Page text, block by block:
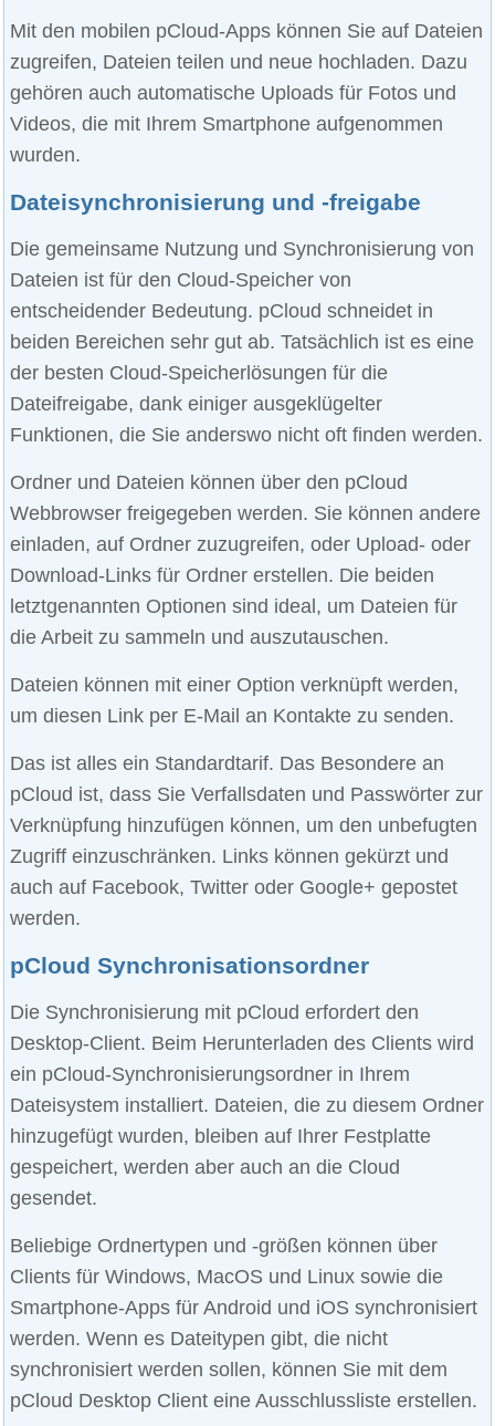
Mit den mobilen pCloud-Apps können Sie auf Dateien
zugreifen, Dateien teilen und neue hochladen. Dazu
gehören auch automatische Uploads für Fotos und
Videos, die mit Ihrem Smartphone aufgenommen
wurden.
Dateisynchronisierung und -freigabe
Die gemeinsame Nutzung und Synchronisierung von
Dateien ist für den Cloud-Speicher von
entscheidender Bedeutung. pCloud schneidet in
beiden Bereichen sehr gut ab. Tatsächlich ist es eine
der besten Cloud-Speicherlösungen für die
Dateifreigabe, dank einiger ausgeklügelter
Funktionen, die Sie anderswo nicht oft finden werden.
Ordner und Dateien können über den pCloud
Webbrowser freigegeben werden. Sie können andere
einladen, auf Ordner zuzugreifen, oder Upload- oder
Download-Links für Ordner erstellen. Die beiden
letztgenannten Optionen sind ideal, um Dateien für
die Arbeit zu sammeln und auszutauschen.
Dateien können mit einer Option verknüpft werden,
um diesen Link per E-Mail an Kontakte zu senden.
Das ist alles ein Standardtarif. Das Besondere an
pCloud ist, dass Sie Verfallsdaten und Passwörter zur
Verknüpfung hinzufügen können, um den unbefugten
Zugriff einzuschränken. Links können gekürzt und
auch auf Facebook, Twitter oder Google+ gepostet
werden.
pCloud Synchronisationsordner
Die Synchronisierung mit pCloud erfordert den
Desktop-Client. Beim Herunterladen des Clients wird
ein pCloud-Synchronisierungsordner in Ihrem
Dateisystem installiert. Dateien, die zu diesem Ordner
hinzugefügt wurden, bleiben auf Ihrer Festplatte
gespeichert, werden aber auch an die Cloud
gesendet.
Beliebige Ordnertypen und -größen können über
Clients für Windows, MacOS und Linux sowie die
Smartphone-Apps für Android und iOS synchronisiert
werden. Wenn es Dateitypen gibt, die nicht
synchronisiert werden sollen, können Sie mit dem
pCloud Desktop Client eine Ausschlussliste erstellen.